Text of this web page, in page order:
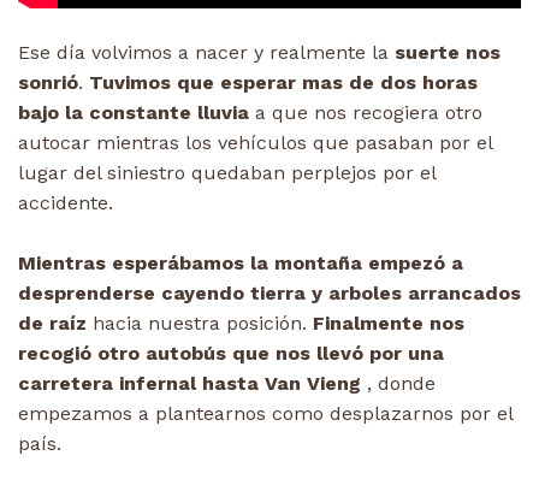
Ese día volvimos a nacer y realmente la suerte nos
sonrió. Tuvimos que esperar mas de dos horas
bajo la constante lluvia a que nos recogiera otro
autocar mientras los vehículos que pasaban por el
lugar del siniestro quedaban perplejos por el
accidente.
Mientras esperábamos la montaña empezó a
desprenderse cayendo tierra y arboles arrancados
de raíz hacia nuestra posición. Finalmente nos
recogió otro autobús que nos llevó por una
carretera infernal hasta Van Vieng , donde
empezamos a plantearnos como desplazarnos por el
país.